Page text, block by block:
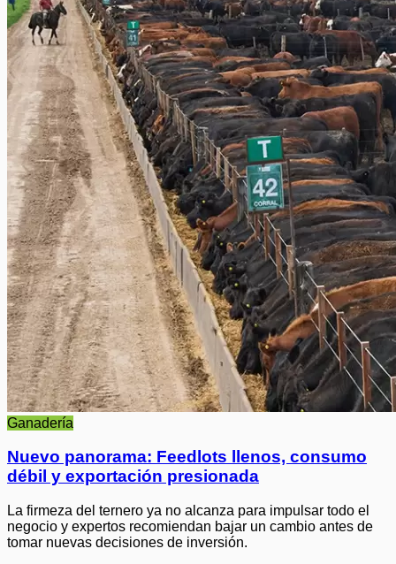
Ganadería
Nuevo panorama: Feedlots llenos, consumo
débil y exportación presionada
La firmeza del ternero ya no alcanza para impulsar todo el
negocio y expertos recomiendan bajar un cambio antes de
tomar nuevas decisiones de inversión.